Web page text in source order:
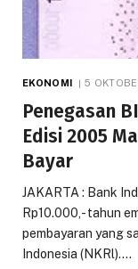
EKONOMI 5
Penegasan
Edisi 2005
Bayar
JAKARTA : Bank
Rp10.000,- tahun
pembayaran yang
Indonesia (NKRl).…